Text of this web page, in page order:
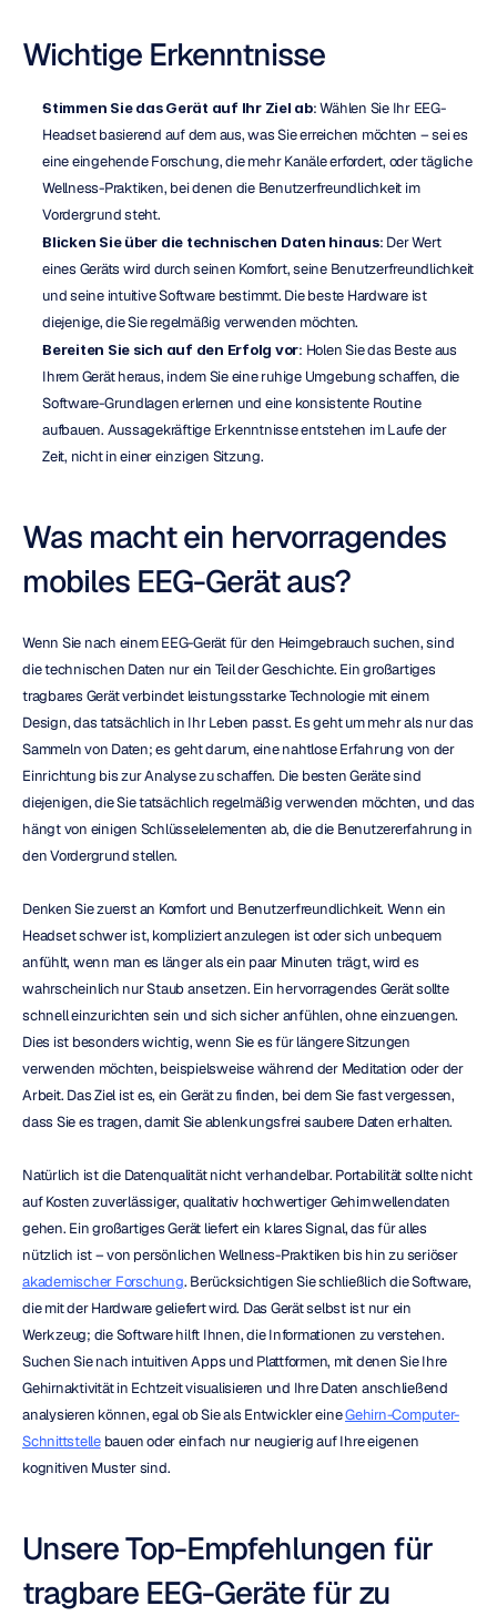
Wichtige Erkenntnisse
Stimmen Sie das Gerät auf Ihr Ziel ab: Wählen Sie Ihr EEG-
Headset basierend auf dem aus, was Sie erreichen möchten – sei es
eine eingehende Forschung, die mehr Kanäle erfordert, oder tägliche
Wellness-Praktiken, bei denen die Benutzerfreundlichkeit im
Vordergrund steht.
Blicken Sie über die technischen Daten hinaus: Der Wert
eines Geräts wird durch seinen Komfort, seine Benutzerfreundlichkeit
und seine intuitive Software bestimmt. Die beste Hardware ist
diejenige, die Sie regelmäßig verwenden möchten.
Bereiten Sie sich auf den Erfolg vor: Holen Sie das Beste aus
Ihrem Gerät heraus, indem Sie eine ruhige Umgebung schaffen, die
Software-Grundlagen erlernen und eine konsistente Routine
aufbauen. Aussagekräftige Erkenntnisse entstehen im Laufe der
Zeit, nicht in einer einzigen Sitzung.
Was macht ein hervorragendes
mobiles EEG-Gerät aus?
Wenn Sie nach einem EEG-Gerät für den Heimgebrauch suchen, sind
die technischen Daten nur ein Teil der Geschichte. Ein großartiges
tragbares Gerät verbindet leistungsstarke Technologie mit einem
Design, das tatsächlich in Ihr Leben passt. Es geht um mehr als nur das
Sammeln von Daten; es geht darum, eine nahtlose Erfahrung von der
Einrichtung bis zur Analyse zu schaffen. Die besten Geräte sind
diejenigen, die Sie tatsächlich regelmäßig verwenden möchten, und das
hängt von einigen Schlüsselelementen ab, die die Benutzererfahrung in
den Vordergrund stellen.
Denken Sie zuerst an Komfort und Benutzerfreundlichkeit. Wenn ein
Headset schwer ist, kompliziert anzulegen ist oder sich unbequem
anfühlt, wenn man es länger als ein paar Minuten trägt, wird es
wahrscheinlich nur Staub ansetzen. Ein hervorragendes Gerät sollte
schnell einzurichten sein und sich sicher anfühlen, ohne einzuengen.
Dies ist besonders wichtig, wenn Sie es für längere Sitzungen
verwenden möchten, beispielsweise während der Meditation oder der
Arbeit. Das Ziel ist es, ein Gerät zu finden, bei dem Sie fast vergessen,
dass Sie es tragen, damit Sie ablenkungsfrei saubere Daten erhalten.
Natürlich ist die Datenqualität nicht verhandelbar. Portabilität sollte nicht
auf Kosten zuverlässiger, qualitativ hochwertiger Gehirnwellendaten
gehen. Ein großartiges Gerät liefert ein klares Signal, das für alles
nützlich ist – von persönlichen Wellness-Praktiken bis hin zu seriöser
akademischer Forschung. Berücksichtigen Sie schließlich die Software,
die mit der Hardware geliefert wird. Das Gerät selbst ist nur ein
Werkzeug; die Software hilft Ihnen, die Informationen zu verstehen.
Suchen Sie nach intuitiven Apps und Plattformen, mit denen Sie Ihre
Gehirnaktivität in Echtzeit visualisieren und Ihre Daten anschließend
analysieren können, egal ob Sie als Entwickler eine Gehirn-Computer-
Schnittstelle bauen oder einfach nur neugierig auf Ihre eigenen
kognitiven Muster sind.
Unsere Top-Empfehlungen für
tragbare EEG-Geräte für zu